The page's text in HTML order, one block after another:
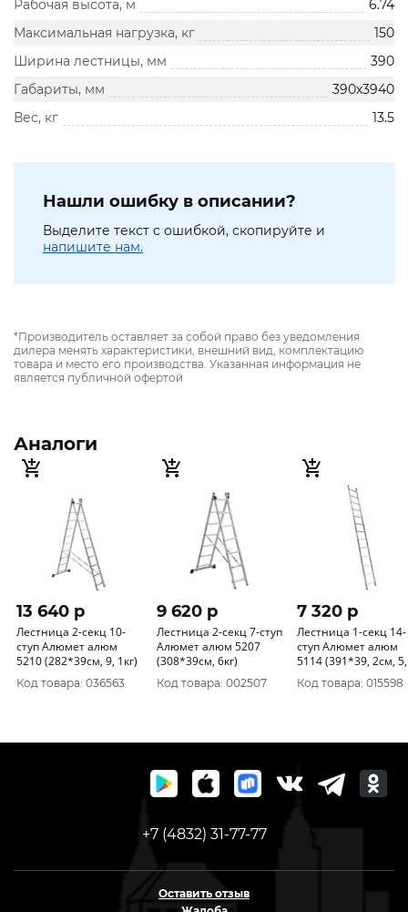
Рабочая высота, м
6.74
Максимальная нагрузка, кг
150
Ширина лестницы, мм
390
Габариты, мм
390х3940
Вес, кг
13.5
Нашли ошибку в описании?
Выделите текст с ошибкой, скопируйте и
напишите нам.
*Производитель оставляет за собой право без уведомления
дилера менять характеристики, внешний вид, комплектацию
товара и место его производства. Указанная информация не
является публичной офертой
Аналоги
13 640 p
Лестница 2-секц 10-
ступ Алюмет алюм
5210 (282*39см, 9, 1кг)
Код товара: 036563
9 620 p
Лестница 2-секц 7-ступ
Алюмет алюм 5207
(308*39см, 6кг)
Код товара: 002507
7 320 p
Лестница 1-секц 14-
ступ Алюмет алюм
5114 (391*39, 2см, 5,
6кг)
Код товара: 015598
+7 (4832) 31-77-77
Оставить отзыв